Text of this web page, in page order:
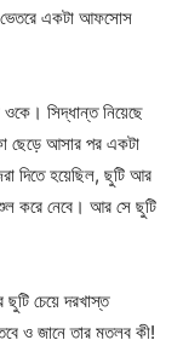
ভেতরে একটা আফসোস
সিদ্ধান্ত নিয়েছে
ছেড়ে আসার পর একটা
দিতে হয়েছিল, ছুটি আর
করে নেবে। আর সে ছুটি
ছুটি চেয়ে দরখাস্ত
ও জানে তার মতলব কী!